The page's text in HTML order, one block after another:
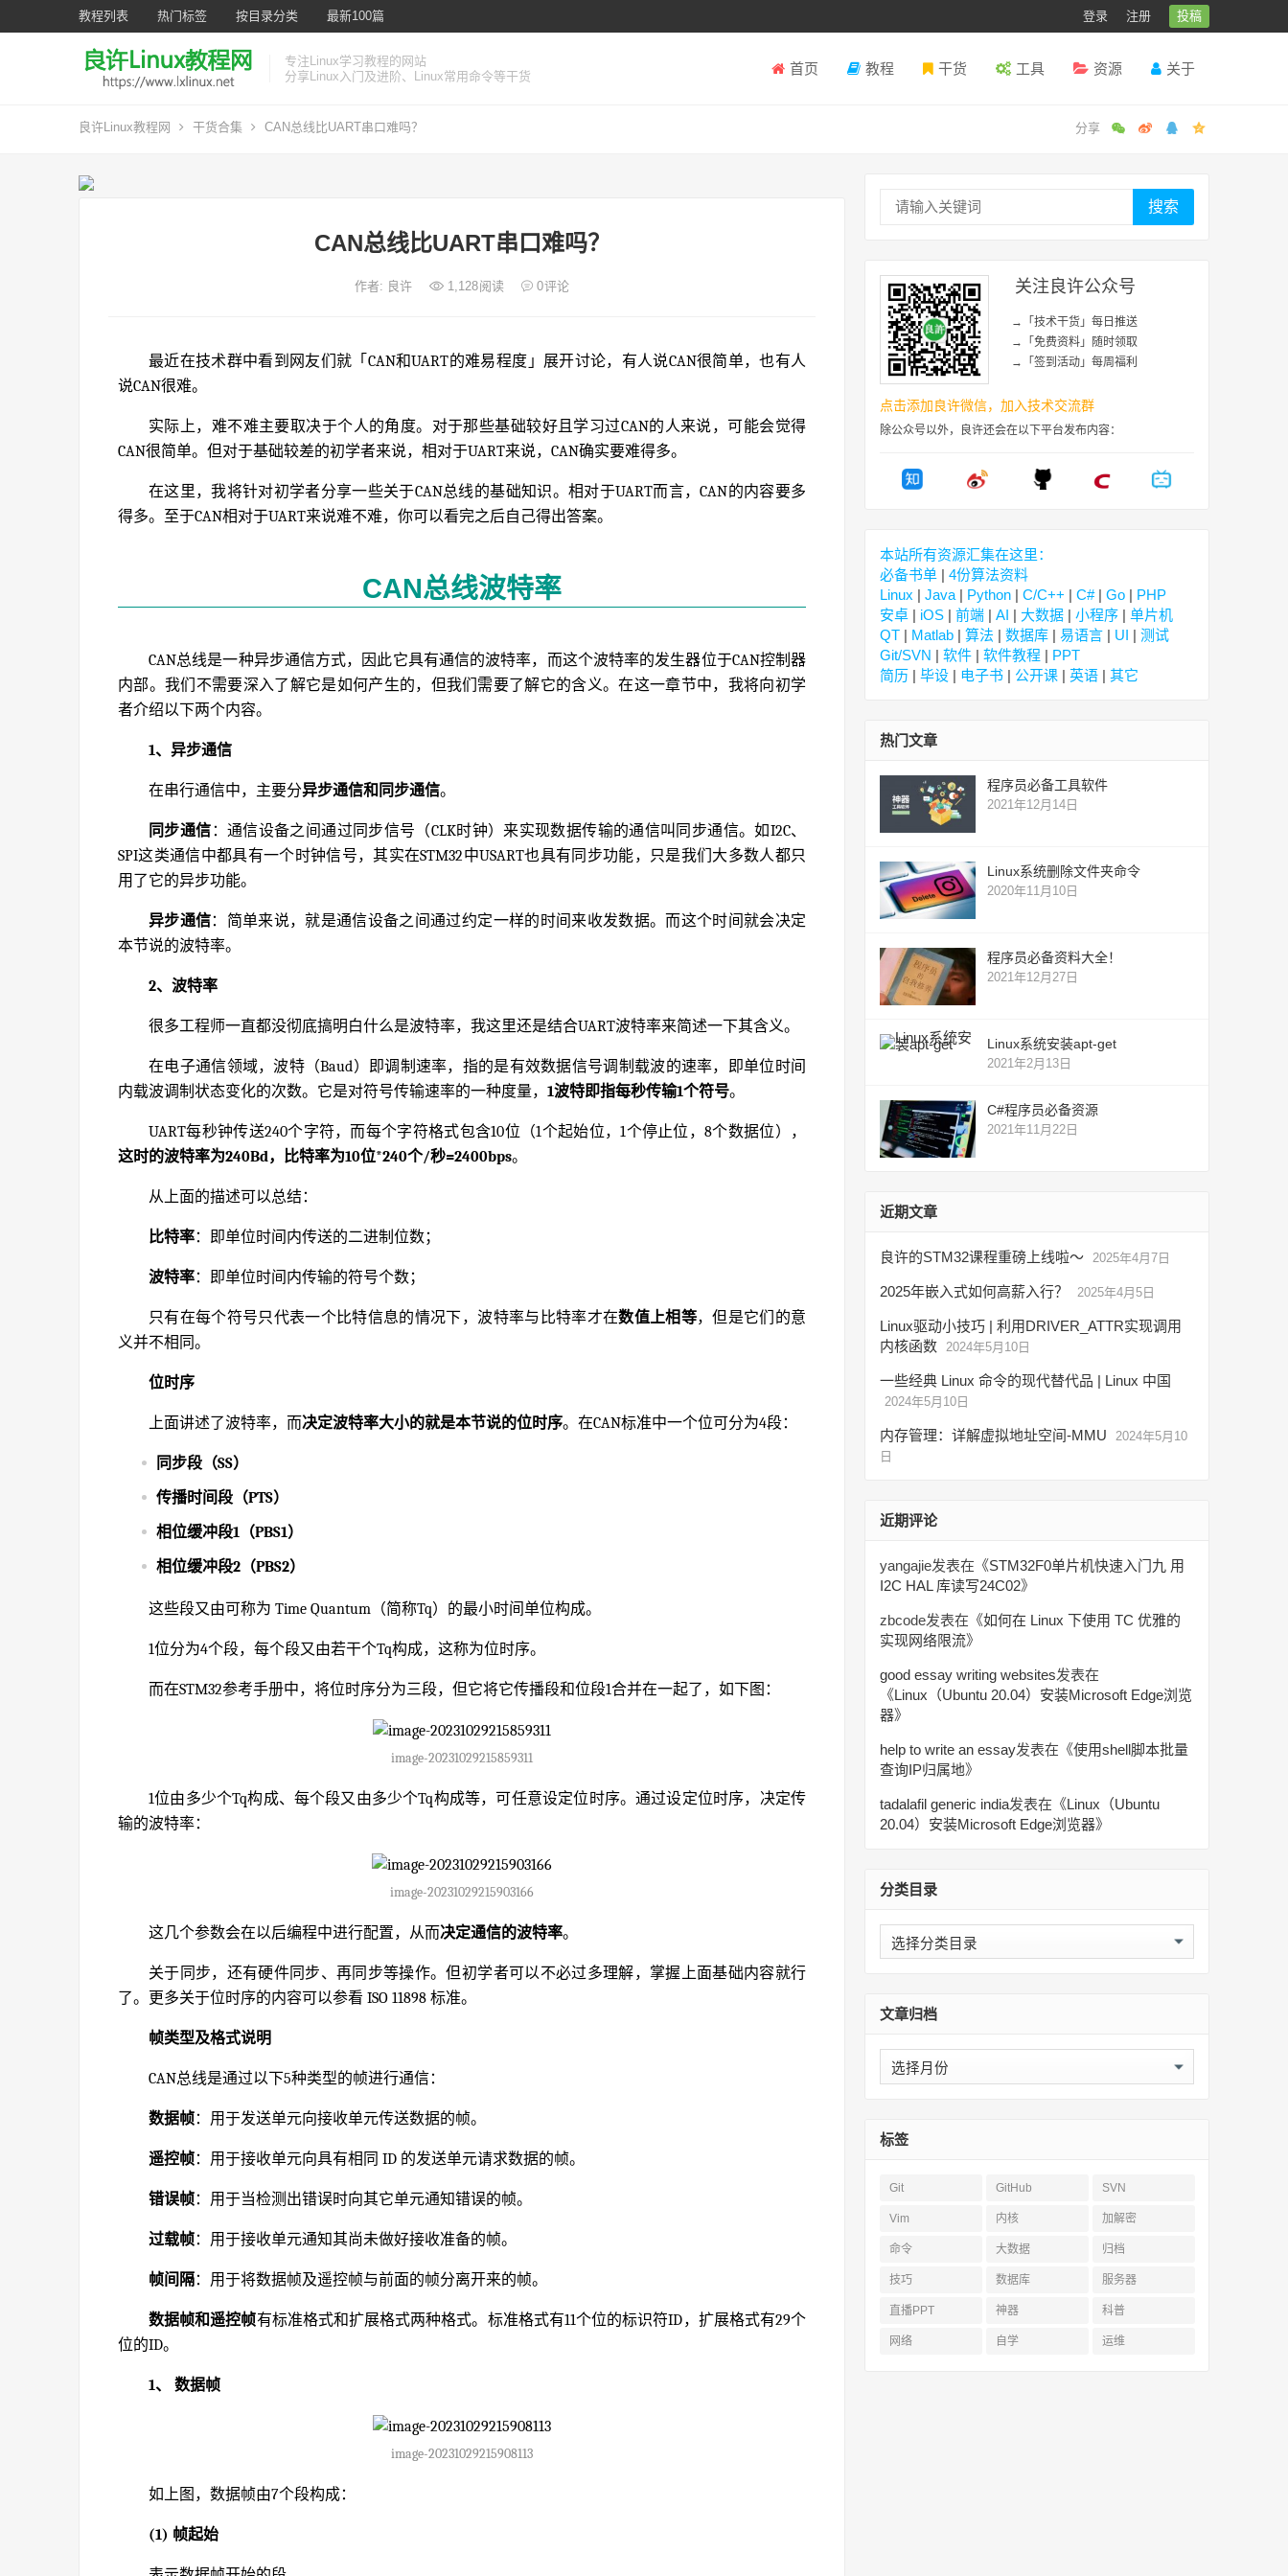
教程列表 热门标签 按目录分类 最新100篇 登录 注册 投稿
专注Linux学习教程的网站
分享Linux入门及进阶、Linux常用命令等干货
首页 教程 干货 工具 资源 关于
良许Linux教程网 干货合集 CAN总线比UART串口难吗？
CAN总线比UART串口难吗？
作者: 良许 1,128阅读 0评论
最近在技术群中看到网友们就「CAN和UART的难易程度」展开讨论，有人说CAN很简单，也有人
说CAN很难。
实际上，难不难主要取决于个人的角度。对于那些基础较好且学习过CAN的人来说，可能会觉得
CAN很简单。但对于基础较差的初学者来说，相对于UART来说，CAN确实要难得多。
在这里，我将针对初学者分享一些关于CAN总线的基础知识。相对于UART而言，CAN的内容要多
得多。至于CAN相对于UART来说难不难，你可以看完之后自己得出答案。
CAN总线波特率
CAN总线是一种异步通信方式，因此它具有通信的波特率，而这个波特率的发生器位于CAN控制器
内部。我们不需要深入了解它是如何产生的，但我们需要了解它的含义。在这一章节中，我将向初学
者介绍以下两个内容。
1、异步通信
在串行通信中，主要分异步通信和同步通信。
同步通信 ：通信设备之间通过同步信号（CLK时钟）来实现数据传输的通信叫同步通信。如I2C、
SPI这类通信中都具有一个时钟信号，其实在STM32中USART也具有同步功能，只是我们大多数人都只
用了它的异步功能。
异步通信：简单来说，就是通信设备之间通过约定一样的时间来收发数据。而这个时间就会决定
本节说的波特率。
2、波特率
很多工程师一直都没彻底搞明白什么是波特率，我这里还是结合UART波特率来简述一下其含义。
在电子通信领域，波特（Baud）即调制速率，指的是有效数据信号调制载波的速率，即单位时间
内载波调制状态变化的次数。它是对符号传输速率的一种度量， 1波特即指每秒传输1个符号。
UART每秒钟传送240个字符，而每个字符格式包含10位（1个起始位，1个停止位，8个数据位），
这时的波特率为240Bd， 比特率为10位*240个/秒=2400bps。
从上面的描述可以总结：
比特率：即单位时间内传送的二进制位数；
波特率：即单位时间内传输的符号个数；
只有在每个符号只代表一个比特信息的情况下，波特率与比特率才在数值上相等，但是它们的意
义并不相同。
位时序
上面讲述了波特率，而决定波特率大小的就是本节说的位时序。在CAN标准中一个位可分为4段：
同步段（SS）
传播时间段（PTS）
相位缓冲段1（PBS1）
相位缓冲段2（PBS2）
这些段又由可称为 Time Quantum（简称Tq）的最小时间单位构成。
1位分为4个段，每个段又由若干个Tq构成，这称为位时序。
而在STM32参考手册中，将位时序分为三段，但它将它传播段和位段1合并在一起了，如下图：
image-20231029215859311
1位由多少个Tq构成、每个段又由多少个Tq构成等，可任意设定位时序。通过设定位时序，决定传
输的波特率：
image-20231029215903166
这几个参数会在以后编程中进行配置，从而决定通信的波特率。
关于同步，还有硬件同步、再同步等操作。但初学者可以不必过多理解，掌握上面基础内容就行
了。更多关于位时序的内容可以参看 ISO 11898 标准。
帧类型及格式说明
CAN总线是通过以下5种类型的帧进行通信：
数据帧：用于发送单元向接收单元传送数据的帧。
遥控帧：用于接收单元向具有相同 ID 的发送单元请求数据的帧。
错误帧：用于当检测出错误时向其它单元通知错误的帧。
过载帧：用于接收单元通知其尚未做好接收准备的帧。
帧间隔：用于将数据帧及遥控帧与前面的帧分离开来的帧。
数据帧和遥控帧有标准格式和扩展格式两种格式。标准格式有11个位的标识符ID，扩展格式有29个
位的ID。
1、 数据帧
image-20231029215908113
如上图，数据帧由7个段构成：
(1) 帧起始
搜索
关注良许公众号
→「技术干货」每日推送
→「免费资料」随时领取
→「签到活动」每周福利
点击添加良许微信，加入技术交流群
除公众号以外，良许还会在以下平台发布内容：
本站所有资源汇集在这里：
必备书单 | 4份算法资料
Linux | Java | Python | C/C++ | C#| Go | PHP
安卓 | iOS | 前端 | AI | 大数据 | 小程序 | 单片机
QT | Matlab | 算法 | 数据库 | 易语言 | UI | 测试
Git/SVN | 软件 | 软件教程 | PPT
简历 | 毕设 | 电子书 | 公开课 | 英语 | 其它
热门文章
程序员必备工具软件
2021年12月14日
Linux系统删除文件夹命令
2020年11月10日
程序员必备资料大全！
2021年12月27日
Linux系统安装apt-get
2021年2月13日
C#程序员必备资源
2021年11月22日
近期文章
良许的STM32课程重磅上线啦～ 2025年4月7日
2025年嵌入式如何高薪入行？ 2025年4月5日
Linux驱动小技巧 | 利用DRIVER_ATTR实现调用
内核函数 2024年5月10日
一些经典 Linux 命令的现代替代品 | Linux 中国
2024年5月10日
内存管理：详解虚拟地址空间-MMU
2024年5月10
日
近期评论
yangajie发表在《STM32F0单片机快速入门九 用
I2C HAL 库读写24C02》
zbcode发表在《如何在 Linux 下使用 TC 优雅的
实现网络限流》
good essay writing websites发表在
《Linux（Ubuntu 20.04）安装Microsoft Edge浏览
器》
help to write an essay发表在《使用shell脚本批量
查询IP归属地》
tadalafil generic india发表在《Linux（Ubuntu
20.04）安装Microsoft Edge浏览器》
分类目录
分
类
文章归档
文
章
标签
Git GitHub SVN
Vim 内核 加解密
命令 大数据 归档
技巧 数据库 服务器
直播PPT 神器 科普
网络 自学 运维